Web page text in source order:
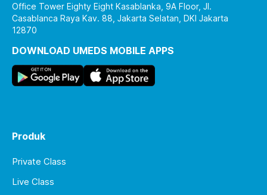
Office Tower Eighty Eight Kasablanka, 9A Floor, Jl.
Casablanca Raya Kav. 88, Jakarta Selatan, DKI Jakarta
12870
DOWNLOAD UMEDS MOBILE APPS
Produk
Private Class
Live Class